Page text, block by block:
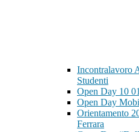
Incontralavoro
Studenti
Open Day 10
Open Day
Orientamento
Ferrara